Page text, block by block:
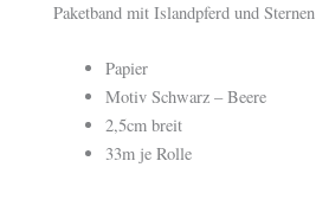
Paketband mit Islandpferd und Sternen
Papier
Motiv Schwarz – Beere
2,5cm breit
33m je Rolle